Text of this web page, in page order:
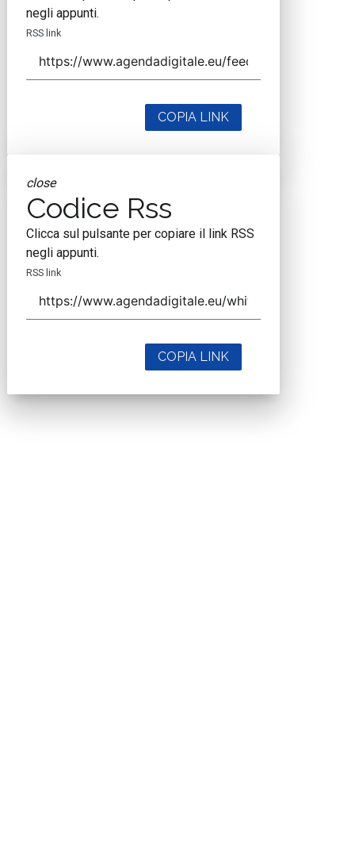
negli appunti.
RSS link
COPIA LINK
close
Codice Rss
Clicca sul pulsante per copiare il link RSS
negli appunti.
RSS link
COPIA LINK